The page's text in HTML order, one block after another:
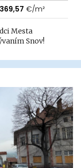
€/m²
Mesta
Snov!